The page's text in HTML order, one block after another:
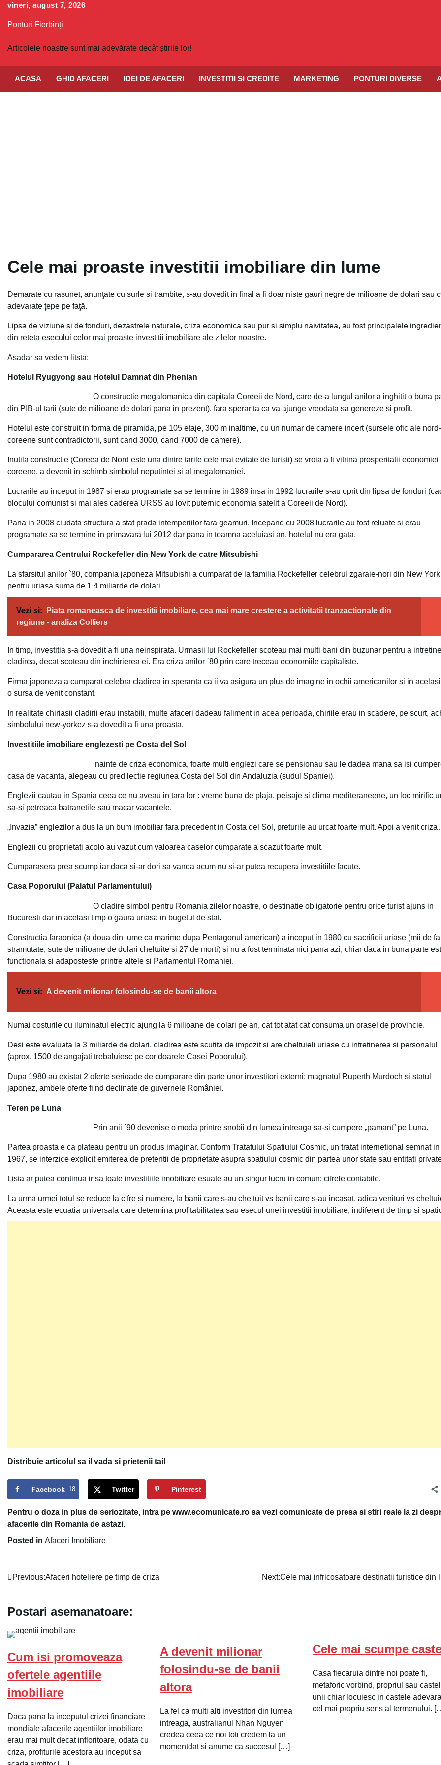
Skip
content
vineri, august 7, 2026
Ponturi Fierbinți
Articolele noastre sunt mai adevărate decât știrile lor!
ACASA GHID AFACERI IDEI DE AFACERI INVESTITII SI CREDITE MARKETING PONTURI DIVERSE
Cele mai proaste investitii imobiliare din lume
Demarate cu rasunet, anunţate cu surle si trambite, s-au dovedit in final a fi doar niste gauri negre de milioane de dolari sau
adevarate ţepe pe faţă.
Lipsa de viziune si de fonduri, dezastrele naturale, criza economica sau pur si simplu naivitatea, au fost principalele
din reteta esecului celor mai proaste investitii imobiliare ale zilelor noastre.
Asadar sa vedem litsta:
Hotelul Ryugyong sau Hotelul Damnat din Phenian
O constructie megalomanica din capitala Coreeii de Nord, care de-a lungul anilor a inghitit o buna
din PIB-ul tarii (sute de milioane de dolari pana in prezent), fara speranta ca va ajunge vreodata sa genereze si profit.
Hotelul este construit in forma de piramida, pe 105 etaje, 300 m inaltime, cu un numar de camere incert (sursele oficiale nord-
coreene sunt contradictorii, sunt cand 3000, cand 7000 de camere).
Inutila constructie (Coreea de Nord este una dintre tarile cele mai evitate de turisti) se vroia a fi vitrina prosperitatii economiei
coreene, a devenit in schimb simbolul neputintei si al megalomaniei.
Lucrarile au inceput in 1987 si erau programate sa se termine in 1989 insa in 1992 lucrarile s-au oprit din lipsa de fonduri
blocului comunist si mai ales caderea URSS au lovit puternic economia satelit a Coreeii de Nord).
Pana in 2008 ciudata structura a stat prada intemperiilor fara geamuri. Incepand cu 2008 lucrarile au fost reluate si erau
programate sa se termine in primavara lui 2012 dar pana in toamna aceluiasi an, hotelul nu era gata.
Cumpararea Centrului Rockefeller din New York de catre Mitsubishi
La sfarsitul anilor `80, compania japoneza Mitsubishi a cumparat de la familia Rockefeller celebrul zgaraie-nori din New York
pentru uriasa suma de 1,4 miliarde de dolari.
Vezi si:
Piata romaneasca de investitii imobiliare, cea mai mare crestere a activitatii tranzactionale din
regiune - analiza Colliers
In timp, investitia s-a dovedit a fi una neinspirata. Urmasii lui Rockefeller scoteau mai multi bani din buzunar pentru a intretine
cladirea, decat scoteau din inchirierea ei. Era criza anilor `80 prin care treceau economiile capitaliste.
Firma japoneza a cumparat celebra cladirea in speranta ca ii va asigura un plus de imagine in ochii americanilor si in
o sursa de venit constant.
In realitate chiriasii cladirii erau instabili, multe afaceri dadeau faliment in acea perioada, chiriile erau in scadere, pe scurt,
simbolului new-yorkez s-a dovedit a fi una proasta.
Investitiile imobiliare englezesti pe Costa del Sol
Inainte de criza economica, foarte multi englezi care se pensionau sau le dadea mana sa isi
casa de vacanta, alegeau cu predilectie regiunea Costa del Sol din Andaluzia (sudul Spaniei).
Englezii cautau in Spania ceea ce nu aveau in tara lor : vreme buna de plaja, peisaje si clima mediteraneene, un loc mirific
sa-si petreaca batranetile sau macar vacantele.
„Invazia” englezilor a dus la un bum imobiliar fara precedent in Costa del Sol, preturile au urcat foarte mult. Apoi a venit
Englezii cu proprietati acolo au vazut cum valoarea caselor cumparate a scazut foarte mult.
Cumparasera prea scump iar daca si-ar dori sa vanda acum nu si-ar putea recupera investitiile facute.
Casa Poporului (Palatul Parlamentului)
O cladire simbol pentru Romania zilelor noastre, o destinatie obligatorie pentru orice turist ajuns in
Bucuresti dar in acelasi timp o gaura uriasa in bugetul de stat.
Constructia faraonica (a doua din lume ca marime dupa Pentagonul american) a inceput in 1980 cu sacrificii uriase (mii de
stramutate, sute de milioane de dolari cheltuite si 27 de morti) si nu a fost terminata nici pana azi, chiar daca in buna parte
functionala si adaposteste printre altele si Parlamentul Romaniei.
Vezi si: A devenit milionar folosindu-se de banii altora
Numai costurile cu iluminatul electric ajung la 6 milioane de dolari pe an, cat tot atat cat consuma un orasel de provincie.
Desi este evaluata la 3 miliarde de dolari, cladirea este scutita de impozit si are cheltuieli uriase cu intretinerea si personalul
(aprox. 1500 de angajati trebaluiesc pe coridoarele Casei Poporului).
Dupa 1980 au existat 2 oferte serioade de cumparare din parte unor investitori externi: magnatul Ruperth Murdoch si statul
japonez, ambele oferte fiind declinate de guvernele României.
Teren pe Luna
Prin anii `90 devenise o moda printre snobii din lumea intreaga sa-si cumpere „pamant” pe Luna.
Partea proasta e ca plateau pentru un produs imaginar. Conform Tratatului Spatiului Cosmic, un tratat internetional semnat in
1967, se interzice explicit emiterea de pretentii de proprietate asupra spatiului cosmic din partea unor state sau entitati
Lista ar putea continua insa toate investitiile imobiliare esuate au un singur lucru in comun: cifrele contabile.
La urma urmei totul se reduce la cifre si numere, la banii care s-au cheltuit vs banii care s-au incasat, adica venituri vs
Aceasta este ecuatia universala care determina profitabilitatea sau esecul unei investitii imobiliare, indiferent de timp si
Distribuie articolul sa il vada si prietenii tai!
Facebook 18 Twitter Pinterest
Pentru o doza in plus de seriozitate, intra pe www.ecomunicate.ro sa vezi comunicate de presa si stiri reale la zi
afacerile din Romania de astazi.
Posted in Afaceri Imobiliare
Navigare
articole
Previous:Afaceri hoteliere pe timp de criza Next:Cele mai infricosatoare destinatii turistice din
Postari asemanatoare:
Cum isi promoveaza
ofertele agentiile
imobiliare
Daca pana la inceputul crizei financiare
mondiale afacerile agentiilor imobiliare
erau mai mult decat infloritoare, odata cu
criza, profiturile acestora au inceput sa
A devenit milionar
folosindu-se de banii
altora
La fel ca multi alti investitori din lumea
intreaga, australianul Nhan Nguyen
credea ceea ce noi toti credem la un
momentdat si anume ca succesul […]
Cele mai scumpe
Casa fiecaruia dintre noi poate fi,
metaforic vorbind, propriul sau
unii chiar locuiesc in castele
cel mai propriu sens al termenului.